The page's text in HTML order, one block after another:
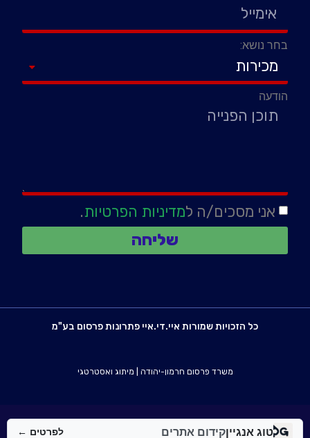
בחר נושא:
הודעה
אני מסכים/ה למדיניות הפרטיות.
שליחה
כל הזכויות שמורות איי.די.איי פתרונות פרסום בע"מ
משרד פרסום חרמון-יהודה מיתוג ואסטרטגי
טוג אנגייןקידום אתרים לפרטים ←